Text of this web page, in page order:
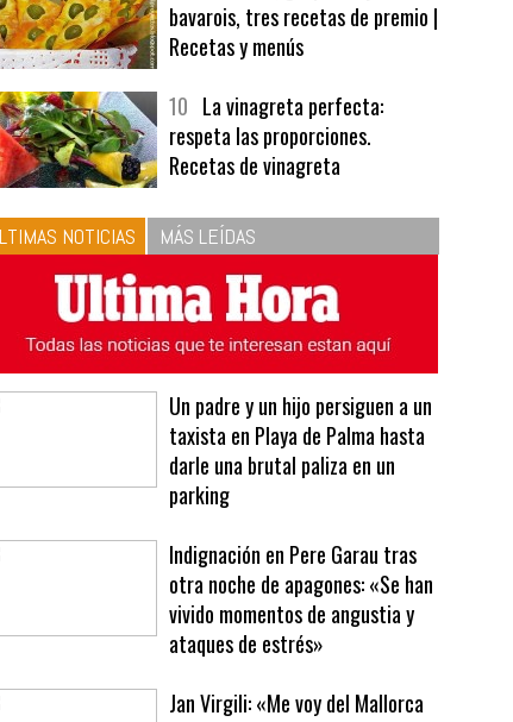
bavarois, tres recetas de premio |
Recetas y menús
respeta las proporciones.
Recetas de vinagreta
ÚLTIMAS NOTICIAS MÁS LEÍDAS
Un padre y un hijo persiguen a un
darle una brutal paliza en un
parking
Indignación en Pere Garau tras
vivido momentos de angustia y